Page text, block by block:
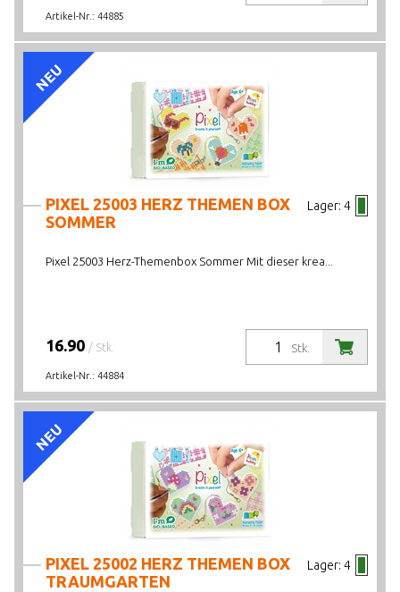
Artikel-Nr.: 44885
NEU
Lager: 4
PIXEL 25003 HERZ THEMEN BOX
SOMMER
Pixel 25003 Herz-Themenbox Sommer Mit dieser krea...
Stk.
16.90 / Stk.
Artikel-Nr.: 44884
NEU
Lager: 4
PIXEL 25002 HERZ THEMEN BOX
TRAUMGARTEN